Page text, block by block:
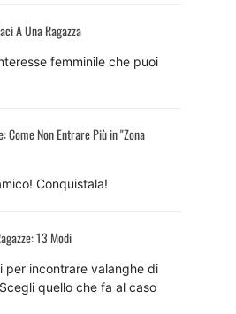
A Una Ragazza
femminile che puoi
Come Non Entrare Più in "Zona
Conquistala!
13 Modi
per incontrare valanghe di
quello che fa al caso